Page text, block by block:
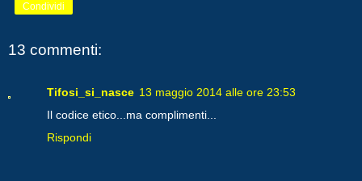
Condividi
13 commenti:
Tifosi_si_nasce 13 maggio 2014 alle ore 23:53
Il codice etico...ma complimenti...
Rispondi